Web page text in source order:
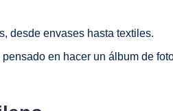
desde envases hasta⁢ textiles.
en hacer un álbum de